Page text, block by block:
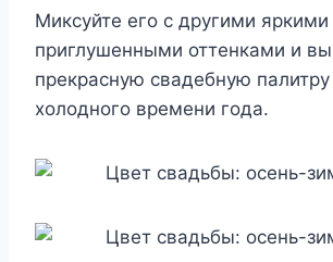
Миксуйте его с другими яркими
приглушенными оттенками и вы
прекрасную свадебную
холодного времени года.